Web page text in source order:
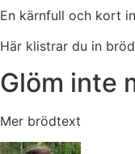
En kärnfull och kort
Här klistrar du in
Glöm inte
Mer brödtext